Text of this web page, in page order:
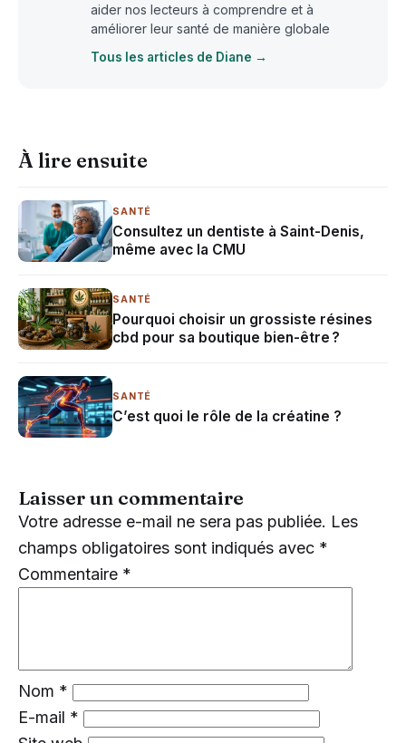
aider nos lecteurs à comprendre et à
améliorer leur santé de manière globale
Tous les articles de Diane →
À lire ensuite
SANTÉ
Consultez un dentiste à Saint-Denis,
même avec la CMU
SANTÉ
Pourquoi choisir un grossiste résines
cbd pour sa boutique bien-être ?
SANTÉ
C’est quoi le rôle de la créatine ?
Laisser un commentaire
Votre adresse e-mail ne sera pas publiée. Les
champs obligatoires sont indiqués avec *
Commentaire *
Nom *
E-mail *